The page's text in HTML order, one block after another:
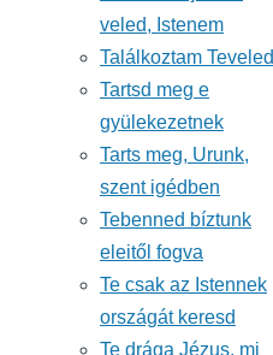
veled, Istenem
Találkoztam Teveled
Tartsd meg e
gyülekezetnek
Tarts meg, Urunk,
szent igédben
Tebenned bíztunk
eleitől fogva
Te csak az Istennek
országát keresd
Te drága Jézus, mi